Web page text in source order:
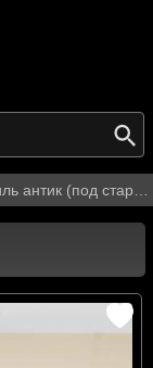
старину) от 12 309 р.